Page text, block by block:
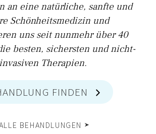
an eine natürliche, sanfte und
Schönheitsmedizin und
uns seit nunmehr über 40
besten, sichersten und nicht-
Therapien.
FINDEN
BEHANDLUNGEN